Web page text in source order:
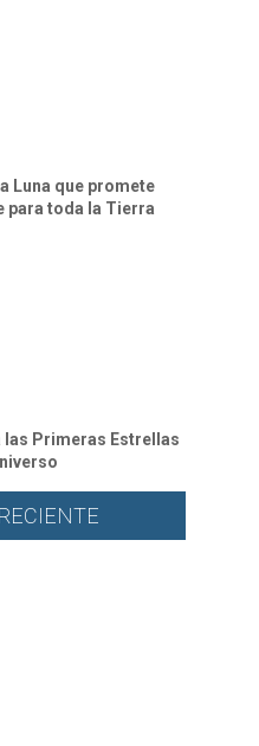
Luna que promete
para toda la Tierra
las Primeras Estrellas